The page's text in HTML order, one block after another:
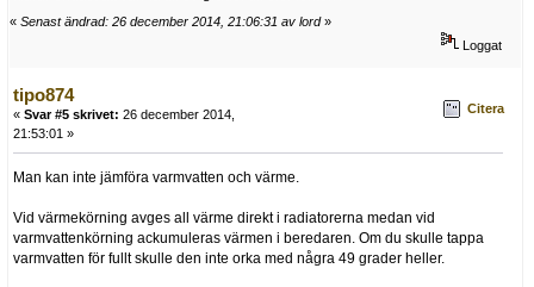
« Senast ändrad: 26 december 2014, 21:06:31 av lord»
Loggat
tipo874
« Svar #5 skrivet: 26 december 2014,
21:53:01 »
Citera
Man kan inte jämföra varmvatten och värme.
Vid värmekörning avges all värme direkt i radiatorerna medan vid
varmvattenkörning ackumuleras värmen i beredaren. Om du skulle tappa
varmvatten för fullt skulle den inte orka med några 49 grader heller.